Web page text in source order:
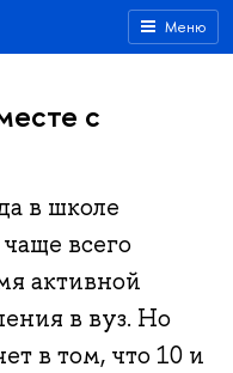
Меню
с
в школе
всего
активной
в вуз. Но
в том, что 10 и